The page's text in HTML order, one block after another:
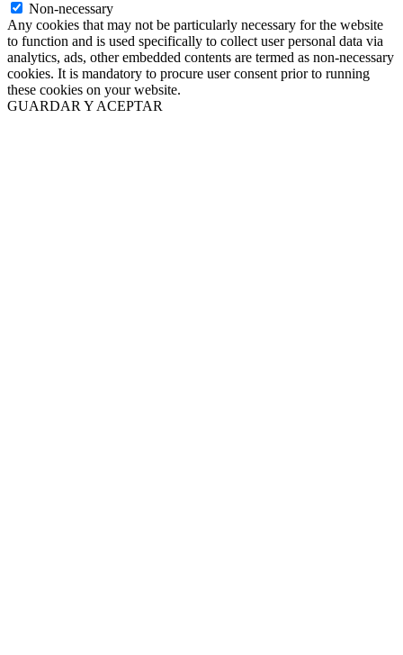
Non-necessary
Any cookies that may not be particularly necessary for the website
to function and is used specifically to collect user personal data via
analytics, ads, other embedded contents are termed as non-necessary
cookies. It is mandatory to procure user consent prior to running
these cookies on your website.
GUARDAR Y ACEPTAR